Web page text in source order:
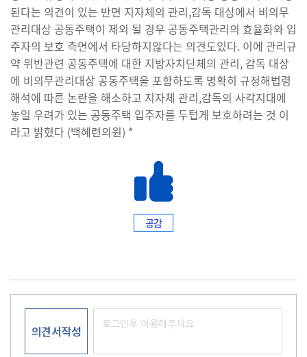
된다는 의견이 있는 반면 지자체의 관리,감독 대상에서 비의무
관리대상 공동주택이 제외 될 경우 공동주택관리의 효율화와 입
주자의 보호 측면에서 타당하지않다는 의견도있다. 이에 관리규
약 위반관련 공동주택에 대한 지방자치단체의 관리, 감독 대상
에 비의무관리대상 공동주택을 포함하도록 명확히 규정해법령
해석에 따른 논란을 해소하고 지자체 관리,감독의 사각지대에
놓일 우려가 있는 공동주택 입주자를 두텁게 보호하려는 것 이
라고 밝혔다 (백혜련의원) *
공감
의견서작성